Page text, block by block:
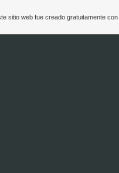
sitio web fue creado gratuitamente con